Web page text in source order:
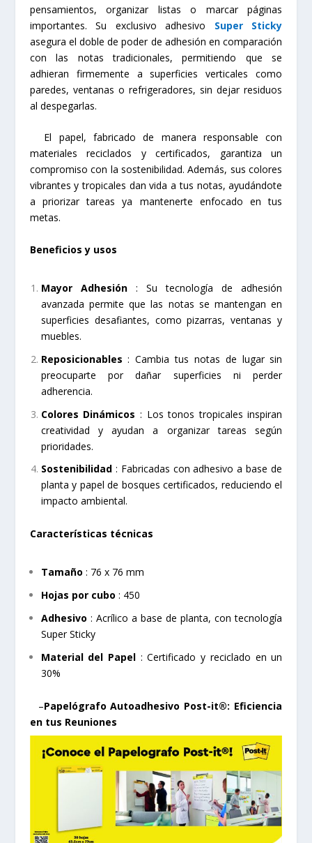
pensamientos, organizar listas o marcar páginas
importantes. Su exclusivo adhesivo Super Sticky
asegura el doble de poder de adhesión en comparación
con las notas tradicionales, permitiendo que se
adhieran firmemente a superficies verticales como
paredes, ventanas o refrigeradores, sin dejar residuos
al despegarlas.
El papel, fabricado de manera responsable con
materiales reciclados y certificados, garantiza un
compromiso con la sostenibilidad. Además, sus colores
vibrantes y tropicales dan vida a tus notas, ayudándote
a priorizar tareas ya mantenerte enfocado en tus
metas.
Beneficios y usos
Mayor Adhesión: Su tecnología de adhesión
avanzada permite que las notas se mantengan en
superficies desafiantes, como pizarras, ventanas y
muebles.
Reposicionables : Cambia tus notas de lugar sin
preocuparte por dañar superficies ni perder
adherencia.
Colores Dinámicos : Los tonos tropicales inspiran
creatividad y ayudan a organizar tareas según
prioridades.
Sostenibilidad: Fabricadas con adhesivo a base de
planta y papel de bosques certificados, reduciendo el
impacto ambiental.
Características técnicas
Tamaño : 76 x 76 mm
Hojas por cubo : 450
Adhesivo : Acrílico a base de planta, con tecnología
Super Sticky
Material del Papel : Certificado y reciclado en un
30%
–Papelógrafo Autoadhesivo Post-it®: Eficiencia
en tus Reuniones